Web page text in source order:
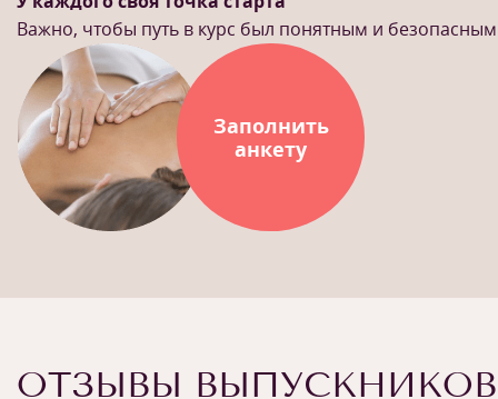
Важно, чтобы путь в курс был понятным и безопасным
Заполнить
анкету
ОТЗЫВЫ ВЫПУСКНИКОВ